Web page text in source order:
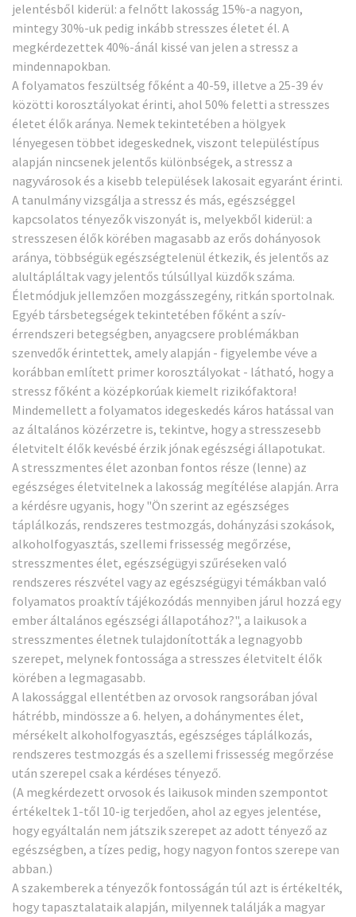
jelentésből kiderül: a felnőtt lakosság 15%-a nagyon,
mintegy 30%-uk pedig inkább stresszes életet él. A
megkérdezettek 40%-ánál kissé van jelen a stressz a
mindennapokban.
A folyamatos feszültség főként a 40-59, illetve a 25-39 év
közötti korosztályokat érinti, ahol 50% feletti a stresszes
életet élők aránya. Nemek tekintetében a hölgyek
lényegesen többet idegeskednek, viszont településtípus
alapján nincsenek jelentős különbségek, a stressz a
nagyvárosok és a kisebb települések lakosait egyaránt érinti.
A tanulmány vizsgálja a stressz és más, egészséggel
kapcsolatos tényezők viszonyát is, melyekből kiderül: a
stresszesen élők körében magasabb az erős dohányosok
aránya, többségük egészségtelenül étkezik, és jelentős az
alultápláltak vagy jelentős túlsúllyal küzdők száma.
Életmódjuk jellemzően mozgásszegény, ritkán sportolnak.
Egyéb társbetegségek tekintetében főként a szív-
érrendszeri betegségben, anyagcsere problémákban
szenvedők érintettek, amely alapján - figyelembe véve a
korábban említett primer korosztályokat - látható, hogy a
stressz főként a középkorúak kiemelt rizikófaktora!
Mindemellett a folyamatos idegeskedés káros hatással van
az általános közérzetre is, tekintve, hogy a stresszesebb
életvitelt élők kevésbé érzik jónak egészségi állapotukat.
A stresszmentes élet azonban fontos része (lenne) az
egészséges életvitelnek a lakosság megítélése alapján. Arra
a kérdésre ugyanis, hogy "Ön szerint az egészséges
táplálkozás, rendszeres testmozgás, dohányzási szokások,
alkoholfogyasztás, szellemi frissesség megőrzése,
stresszmentes élet, egészségügyi szűréseken való
rendszeres részvétel vagy az egészségügyi témákban való
folyamatos proaktív tájékozódás mennyiben járul hozzá egy
ember általános egészségi állapotához?", a laikusok a
stresszmentes életnek tulajdonították a legnagyobb
szerepet, melynek fontossága a stresszes életvitelt élők
körében a legmagasabb.
A lakossággal ellentétben az orvosok rangsorában jóval
hátrébb, mindössze a 6. helyen, a dohánymentes élet,
mérsékelt alkoholfogyasztás, egészséges táplálkozás,
rendszeres testmozgás és a szellemi frissesség megőrzése
után szerepel csak a kérdéses tényező.
(A megkérdezett orvosok és laikusok minden szempontot
értékeltek 1-től 10-ig terjedően, ahol az egyes jelentése,
hogy egyáltalán nem játszik szerepet az adott tényező az
egészségben, a tízes pedig, hogy nagyon fontos szerepe van
abban.)
A szakemberek a tényezők fontosságán túl azt is értékelték,
hogy tapasztalataik alapján, milyennek találják a magyar